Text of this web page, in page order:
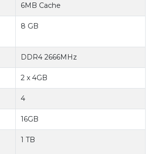
6MB Cache
8 GB
DDR4 2666MHz
2 x 4GB
4
16GB
1 TB